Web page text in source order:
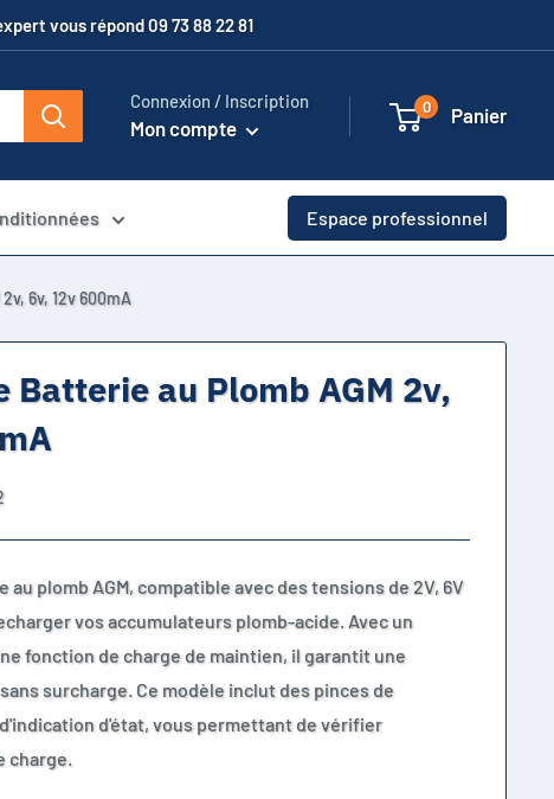
vous répond 09 73 88 22 81
Connexion / Inscription
Mon compte
0 Panier
Espace professionnel
6v, 12v 600mA
Batterie au Plomb AGM 2v,
plomb AGM, compatible avec des tensions de 2V, 6V
vos accumulateurs plomb-acide. Avec un
fonction de charge de maintien, il garantit une
surcharge. Ce modèle inclut des pinces de
d'état, vous permettant de vérifier
charge.